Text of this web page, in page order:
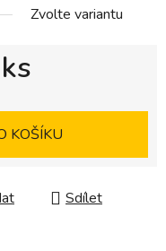
Zvolte variantu
KOŠÍKU
Sdílet